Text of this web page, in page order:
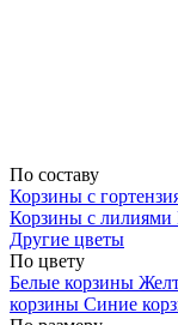
По составу
Корзины с
Корзины с лилиями
Другие цветы
По цвету
Белые корзины
корзины Синие